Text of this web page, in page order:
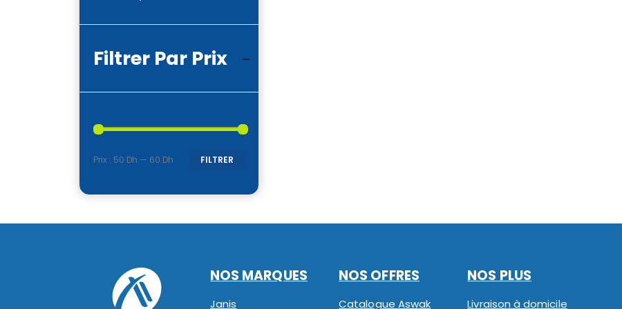
Filtrer Par Prix
FILTRER
Prix : 50 Dh — 60 Dh
NOS MARQUES
Janis
NOS OFFRES
Catalogue Aswak
NOS PLUS
Livraison à domicile